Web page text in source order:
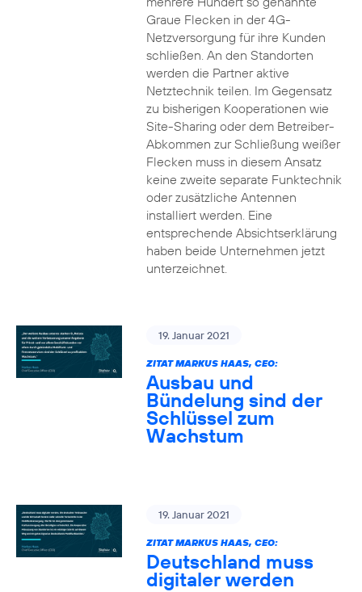
Graue Flecken in der 4G-
Netzversorgung für ihre Kunden
schließen. An den Standorten
werden die Partner aktive
Netztechnik teilen. Im Gegensatz
zu bisherigen Kooperationen wie
Site-Sharing oder dem Betreiber-
Abkommen zur Schließung weißer
Flecken muss in diesem Ansatz
keine zweite separate Funktechnik
oder zusätzliche Antennen
installiert werden. Eine
entsprechende Absichtserklärung
haben beide Unternehmen jetzt
unterzeichnet.
19. Januar 2021
ZITAT MARKUS HAAS, CEO:
Ausbau und
Bündelung sind der
Schlüssel zum
Wachstum
19. Januar 2021
ZITAT MARKUS HAAS, CEO:
Deutschland muss
digitaler werden